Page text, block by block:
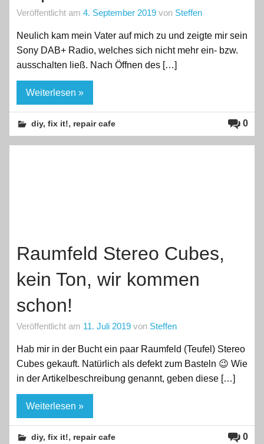
Veröffentlicht am 4. September 2019 von Steffen
Neulich kam mein Vater auf mich zu und zeigte mir sein
Sony DAB+ Radio, welches sich nicht mehr ein- bzw.
ausschalten ließ. Nach Öffnen des […]
Weiterlesen »
0
diy, fix it!, repair cafe
Raumfeld Stereo Cubes,
kein Ton, wir kommen
schon!
Veröffentlicht am 11. Juli 2019 von Steffen
Hab mir in der Bucht ein paar Raumfeld (Teufel) Stereo
Cubes gekauft. Natürlich als defekt zum Basteln 😉 Wie
in der Artikelbeschreibung genannt, geben diese […]
Weiterlesen »
0
diy, fix it!, repair cafe